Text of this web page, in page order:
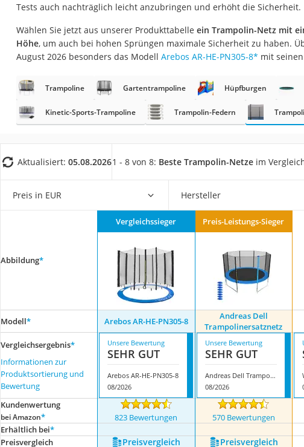
Air Bike
E-Bike-Dreirad
Trekkingschuhe Herren
Klimmzugstation
Koffer
Nachtsichtgerät
Handgepäck-Koffer
Wanderschuhe Herren
Sicherheitsweste Reiten
Tests auch nachträglich leicht anzubringen und erhöht die Sicherheit.
Wählen Sie jetzt aus unserer Produkttabelle ein Trampolin-Netz mit
Höhe, um auch bei hohen Sprüngen maximale Sicherheit zu haben.
August 2026 besonders das Modell Arebos AR-HE-PN305-8* mit
Trampoline Gartentrampoline Hüpfburgen
Kinetic-Sports-Trampoline Trampolin-Federn
Aktualisiert: 05.08.20261 - 8 von 8: Beste Trampolin-Netze im
Preis in EUR Hersteller
Abbildung*
Vergleichssieger Preis-Leistungs-Sieger
Modell* Arebos AR-HE-PN305-8
Andreas Dell
Trampolinersatznetz
Vergleichsergebnis*
Informationen zur
Produktsortierung und
Bewertung
Unsere Bewertung
SEHR GUT
Arebos AR-HE-PN305-8
08/2026
Unsere Bewertung
SEHR GUT
Andreas Dell Trampolinersatznetz
08/2026
Kundenwertung
bei Amazon* 823 Bewertungen 570 Bewertungen
Erhältlich bei*
Preis­vergleich
Preis­vergleich Preis­vergleich